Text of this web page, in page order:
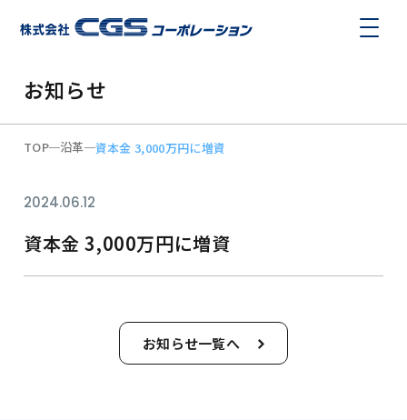
お知らせ
TOP 沿革 資本金 3,000万円に増資
2024.06.12
資本金 3,000万円に増資
お知らせ一覧へ